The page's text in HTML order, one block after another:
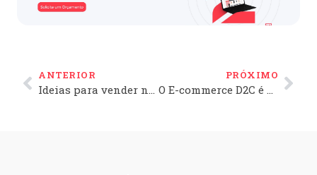
ANTERIOR
Ideias para vender na Páscoa e aumentar as vendas do seu E-commerce
PRÓXIMO
O E-commerce D2C é o Futuro para os Lucros do Seu Negócio